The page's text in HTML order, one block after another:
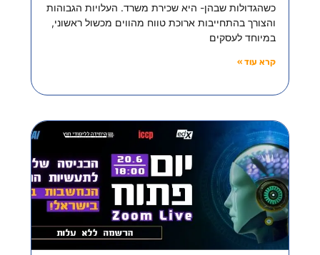
כשהגדולות שבהן- היא שכירת משרד. העלויות הגבוהות
והצורך בהתחייבות ארוכת טווח מהווים מכשול ראשוני,
במיוחד לעסקים
קרא עוד »